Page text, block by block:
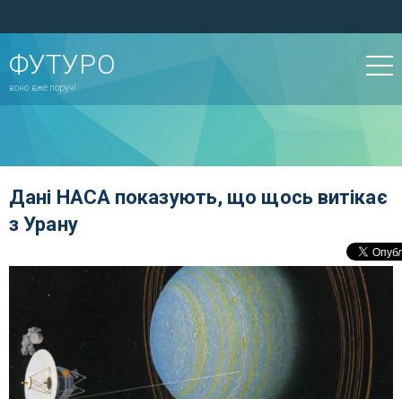
ФУТУРО
воно вже поруч!
Дані НАСА показують, що щось витікає
з Урану